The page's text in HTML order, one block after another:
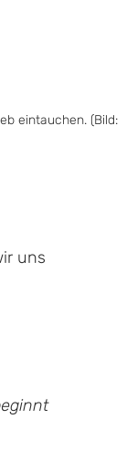
eintauchen. (Bild:
uns